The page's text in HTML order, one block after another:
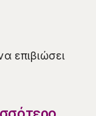
επιβιώσει